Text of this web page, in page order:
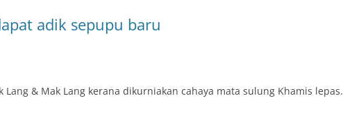
adik sepupu baru
Lang & Mak Lang kerana dikurniakan cahaya mata sulung Khamis lepas.